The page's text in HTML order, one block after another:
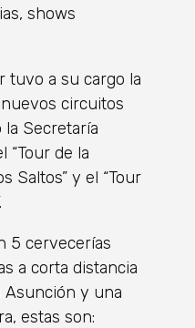
shows
tuvo a su cargo la
circuitos
Secretaría
“Tour de la
Saltos” y el “Tour
5 cervecerías
a corta distancia
Asunción y una
estas son: